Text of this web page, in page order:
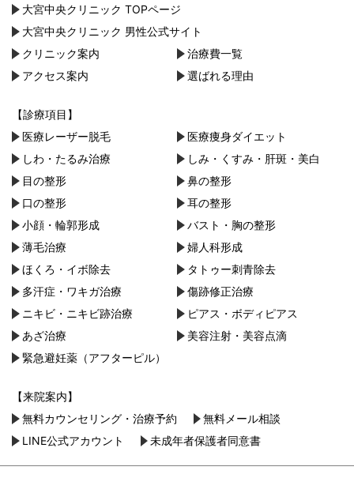
大宮中央クリニック TOPページ
大宮中央クリニック 男性公式サイト
クリニック案内
治療費一覧
アクセス案内
選ばれる理由
【診療項目】
医療レーザー脱毛
医療痩身ダイエット
しわ・たるみ治療
しみ・くすみ・肝斑・美白
目の整形
鼻の整形
口の整形
耳の整形
小顔・︎輪郭形成
バスト・胸の整形
薄毛治療
婦人科形成
ほくろ・イボ除去
タトゥー刺青除去
多汗症・ワキガ治療
傷跡修正治療
ニキビ・ニキビ跡治療
ピアス・ボディピアス
あざ治療
美容注射・美容点滴
緊急避妊薬（アフターピル）
【来院案内】
無料カウンセリング・治療予約
無料メール相談
LINE公式アカウント
未成年者保護者同意書